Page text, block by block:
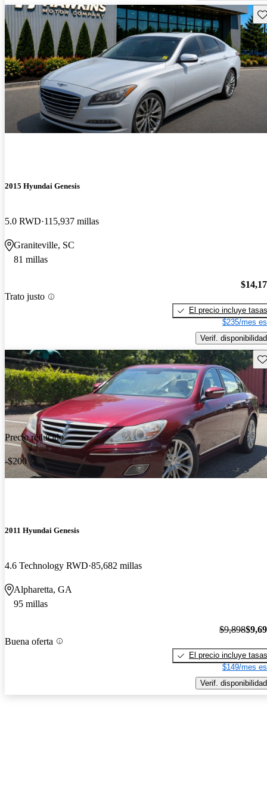
2015 Hyundai Genesis
5.0 RWD 115,937 millas
Graniteville, SC
81 millas
Trato justo
El precio incluye tasas
$235/mes
Verif. disponibilidad
Precio reducido
-$200
2011 Hyundai Genesis
4.6 Technology RWD 85,682 millas
Alpharetta, GA
95 millas
Buena oferta
$9,898
El precio incluye tasas
$149/mes
Verif. disponibilidad